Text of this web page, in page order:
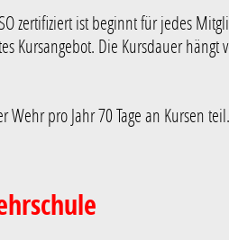
zertifiziert ist beginnt für jedes
Kursangebot. Die Kursdauer
pro Jahr 70 Tage an Kursen teil.